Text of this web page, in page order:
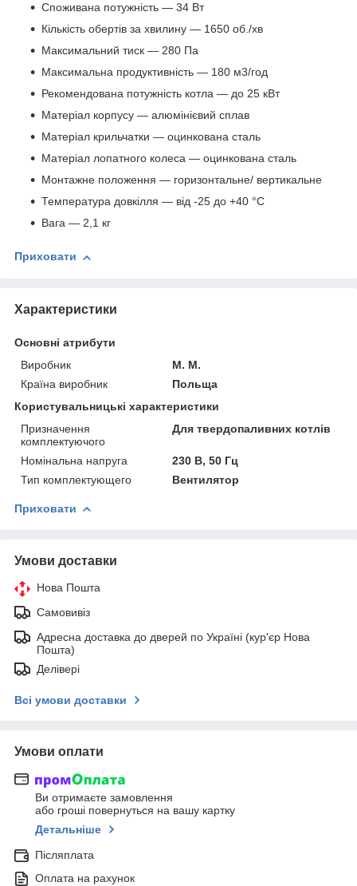
Споживана потужність — 34 Вт
Кількість обертів за хвилину — 1650 об./хв
Максимальний тиск — 280 Па
Максимальна продуктивність — 180 м3/год
Рекомендована потужність котла — до 25 кВт
Матеріал корпусу — алюмінієвий сплав
Матеріал крильчатки — оцинкована сталь
Матеріал лопатного колеса — оцинкована сталь
Монтажне положення — горизонтальне/ вертикальне
Температура довкілля — від -25 до +40 °C
Вага — 2,1 кг
Приховати
Характеристики
Основні атрибути
Виробник
M. M.
Країна виробник
Польща
Користувальницькі характеристики
Призначення
комплектуючого
Для твердопаливних котлів
Номінальна напруга
230 В, 50 Гц
Тип комплектующего
Вентилятор
Приховати
Умови доставки
Нова Пошта
Самовивіз
Адресна доставка до дверей по Україні (кур'єр Нова
Пошта)
Делівері
Всі умови доставки
Умови оплати
Ви отримаєте замовлення
або гроші повернуться на вашу картку
Детальніше
Післяплата
Оплата на рахунок